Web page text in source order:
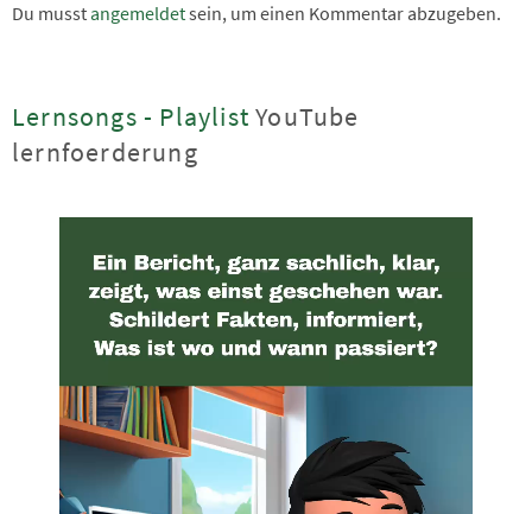
Du musstangemeldetsein, um einen Kommentar abzugeben.
Lernsongs - PlaylistYouTube
lernfoerderung